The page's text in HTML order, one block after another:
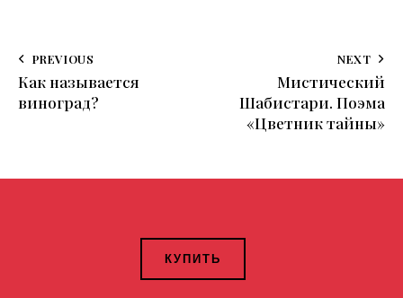
PREVIOUS
Как называется
виноград?
NEXT
Мистический
Шабистари. Поэма
«Цветник тайны»
КУПИТЬ